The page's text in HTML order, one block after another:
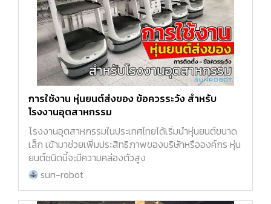
การใช้งาน หุ่นยนต์ส่งของ ข้อควรระวัง สำหรับ
โรงงานอุตสาหกรรม
โรงงานอุตสาหกรรมในประเทศไทยได้เริ่มนำหุ่นยนต์ขนาด
เล็ก เข้ามาช่วยเพิ่มประสิทธิภาพของบริษัทหรือองค์กร หุ่น
ยนต์ชนิดนี้จะมีความคล่องตัวสูง
sun-robot